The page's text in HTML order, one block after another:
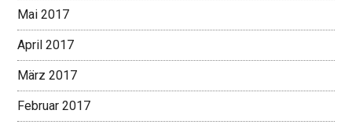
Mai 2017
April 2017
März 2017
Februar 2017